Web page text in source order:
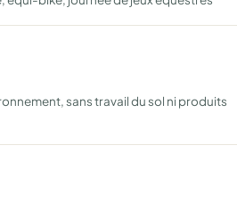
sans travail du sol ni produits